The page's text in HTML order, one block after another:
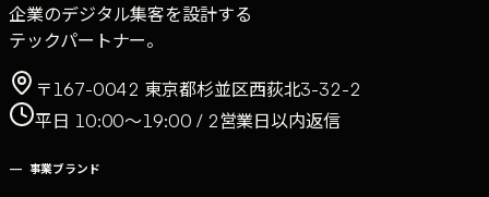
企業のデジタル集客を設計する
テックパートナー。
〒167-0042 東京都杉並区西荻北3-32-2
平日 10:00〜19:00 / 2営業日以内返信
— 事業ブランド